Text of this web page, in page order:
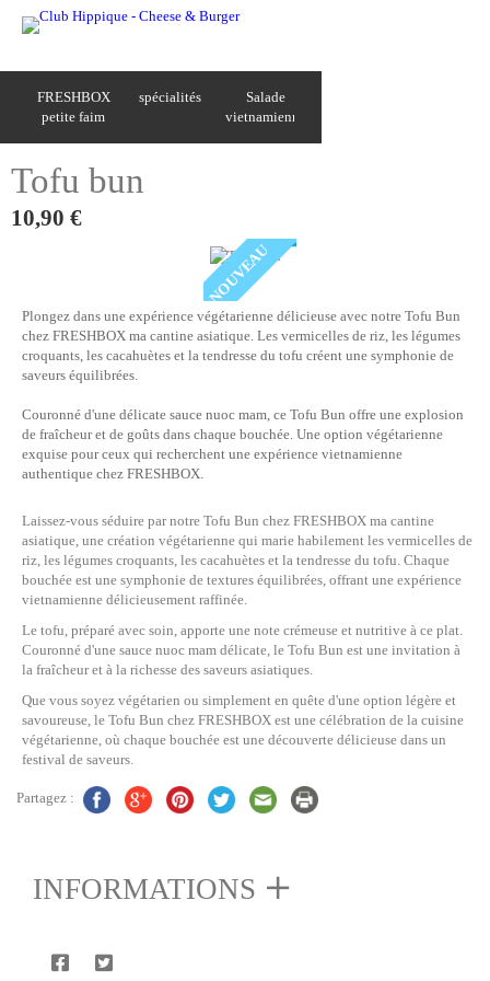
FRESHBOX
petite faim
spécialités
Salade
vietnamienne
Tofu bun
10,90 €
NOUVEAU
Plongez dans une expérience végétarienne délicieuse avec notre Tofu Bun
chez FRESHBOX ma cantine asiatique. Les vermicelles de riz, les légumes
croquants, les cacahuètes et la tendresse du tofu créent une symphonie de
saveurs équilibrées.
Couronné d'une délicate sauce nuoc mam, ce Tofu Bun offre une explosion
de fraîcheur et de goûts dans chaque bouchée. Une option végétarienne
exquise pour ceux qui recherchent une expérience vietnamienne
authentique chez FRESHBOX.
Laissez-vous séduire par notre Tofu Bun chez FRESHBOX ma cantine
asiatique, une création végétarienne qui marie habilement les vermicelles de
riz, les légumes croquants, les cacahuètes et la tendresse du tofu. Chaque
bouchée est une symphonie de textures équilibrées, offrant une expérience
vietnamienne délicieusement raffinée.
Le tofu, préparé avec soin, apporte une note crémeuse et nutritive à ce plat.
Couronné d'une sauce nuoc mam délicate, le Tofu Bun est une invitation à
la fraîcheur et à la richesse des saveurs asiatiques.
Que vous soyez végétarien ou simplement en quête d'une option légère et
savoureuse, le Tofu Bun chez FRESHBOX est une célébration de la cuisine
végétarienne, où chaque bouchée est une découverte délicieuse dans un
festival de saveurs.
Partagez :
INFORMATIONS